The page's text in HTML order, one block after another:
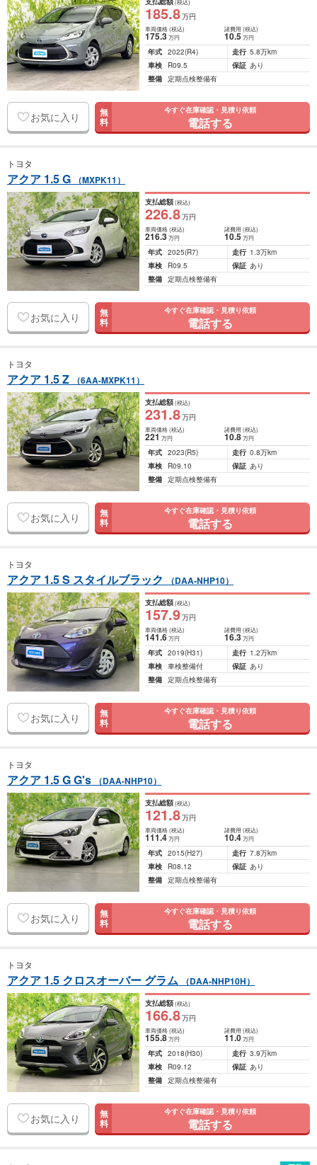
(税込)
185.8万円
車両価格(税込)
175.3万円
諸費用 (税込)
10.5 万円
年式 2022(R4) 走行 5.8万km
車検
R09.5 保証 あり
整備 定期点検整備有
お気に入り 無
料
今すぐ在庫確認・見積り依頼
電話する
トヨタ
アクア 1.5 G （MXPK11）
支払総額(税込)
226.8万円
車両価格(税込)
216.3万円
諸費用 (税込)
10.5 万円
年式 2025(R7) 走行 1.3万km
車検
R09.5 保証 あり
整備 定期点検整備有
お気に入り 無
料
今すぐ在庫確認・見積り依頼
電話する
トヨタ
アクア 1.5 Z （6AA-MXPK11）
支払総額(税込)
231.8万円
車両価格(税込)
221万円
諸費用 (税込)
10.8 万円
年式 2023(R5) 走行 0.8万km
車検
R09.10 保証 あり
整備 定期点検整備有
お気に入り 無
料
今すぐ在庫確認・見積り依頼
電話する
トヨタ
アクア 1.5 S スタイルブラック （DAA-NHP10）
支払総額(税込)
157.9万円
車両価格(税込)
141.6万円
諸費用 (税込)
16.3 万円
年式 2019(H31) 走行 1.2万km
車検 車検整備付 保証 あり
整備 定期点検整備有
お気に入り 無
料
今すぐ在庫確認・見積り依頼
電話する
トヨタ
アクア 1.5 G G's （DAA-NHP10）
支払総額(税込)
121.8万円
車両価格(税込)
111.4万円
諸費用 (税込)
10.4 万円
年式 2015(H27) 走行 7.8万km
車検
R08.12 保証 あり
整備 定期点検整備有
お気に入り 無
料
今すぐ在庫確認・見積り依頼
電話する
トヨタ
アクア 1.5 クロスオーバー グラム （DAA-NHP10H）
支払総額(税込)
166.8万円
車両価格(税込)
155.8万円
諸費用 (税込)
11.0 万円
年式 2018(H30) 走行 3.9万km
車検
R09.12 保証 あり
整備 定期点検整備有
お気に入り 無
料
今すぐ在庫確認・見積り依頼
電話する